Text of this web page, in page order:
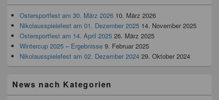
Ostersportfest am 30. März 2026 10. März 2026
Nikolausspielefest am 01. Dezember 2025 14. November 2025
Ostersportfest am 14. April 2025 26. März 2025
Wintercup 2025 – Ergebnisse 9. Februar 2025
Nikolausspielefest am 02. Dezember 2024 29. Oktober 2024
News nach Kategorien